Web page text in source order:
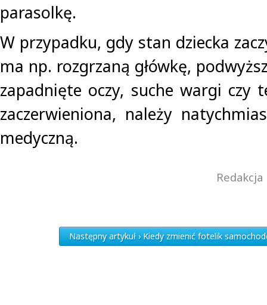
parasolkę.
W przypadku, gdy stan dziecka
ma np. rozgrzaną główkę,
zapadnięte oczy, suche wargi czy
zaczerwieniona, należy
medyczną.
Następny artykuł › Kiedy zmienić fotelik